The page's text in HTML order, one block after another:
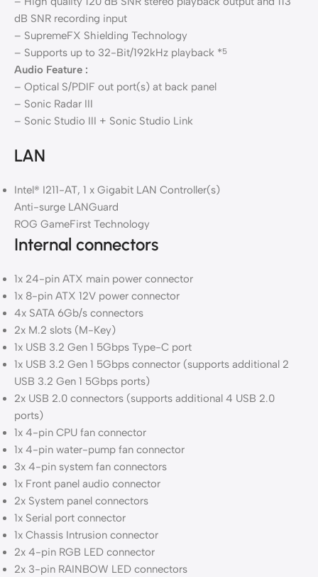
dB SNR recording input
– SupremeFX Shielding Technology
– Supports up to 32-Bit/192kHz playback *5
Audio Feature :
– Optical S/PDIF out port(s) at back panel
– Sonic Radar III
– Sonic Studio III + Sonic Studio Link
LAN
Intel® I211-AT, 1 x Gigabit LAN Controller(s)
Anti-surge LANGuard
ROG GameFirst Technology
Internal connectors
1x 24-pin ATX main power connector
1x 8-pin ATX 12V power connector
4x SATA 6Gb/s connectors
2x M.2 slots (M-Key)
1x USB 3.2 Gen 1 5Gbps Type-C port
1x USB 3.2 Gen 1 5Gbps connector (supports additional 2
USB 3.2 Gen 1 5Gbps ports)
2x USB 2.0 connectors (supports additional 4 USB 2.0
ports)
1x 4-pin CPU fan connector
1x 4-pin water-pump fan connector
3x 4-pin system fan connectors
1x Front panel audio connector
2x System panel connectors
1x Serial port connector
1x Chassis Intrusion connector
2x 4-pin RGB LED connector
2x 3-pin RAINBOW LED connectors